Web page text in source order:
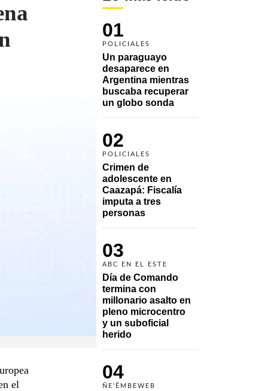
01
POLICIALES
Un paraguayo
desaparece en
Argentina mientras
buscaba recuperar
un globo sonda
02
POLICIALES
Crimen de
adolescente en
Caazapá: Fiscalía
imputa a tres
personas
03
ABC EN EL ESTE
Día de Comando
termina con
millonario asalto en
pleno microcentro
y un suboficial
herido
04
ÑE'ẼMBEWEB
el